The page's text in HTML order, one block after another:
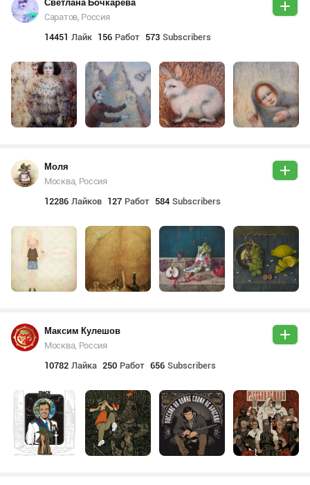
Светлана Бочкарева
Саратов, Россия
14451 Лайк 156 Работ 573 Subscribers
Моля
Москва, Россия
12286 Лайков 127 Работ 584 Subscribers
Максим Кулешов
Москва, Россия
10782 Лайка 250 Работ 656 Subscribers